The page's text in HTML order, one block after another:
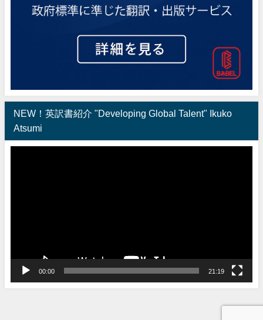
NEW！英訳書紹介 "Developing Global Talent" Ikuko
Atsumi
00:00 21:19